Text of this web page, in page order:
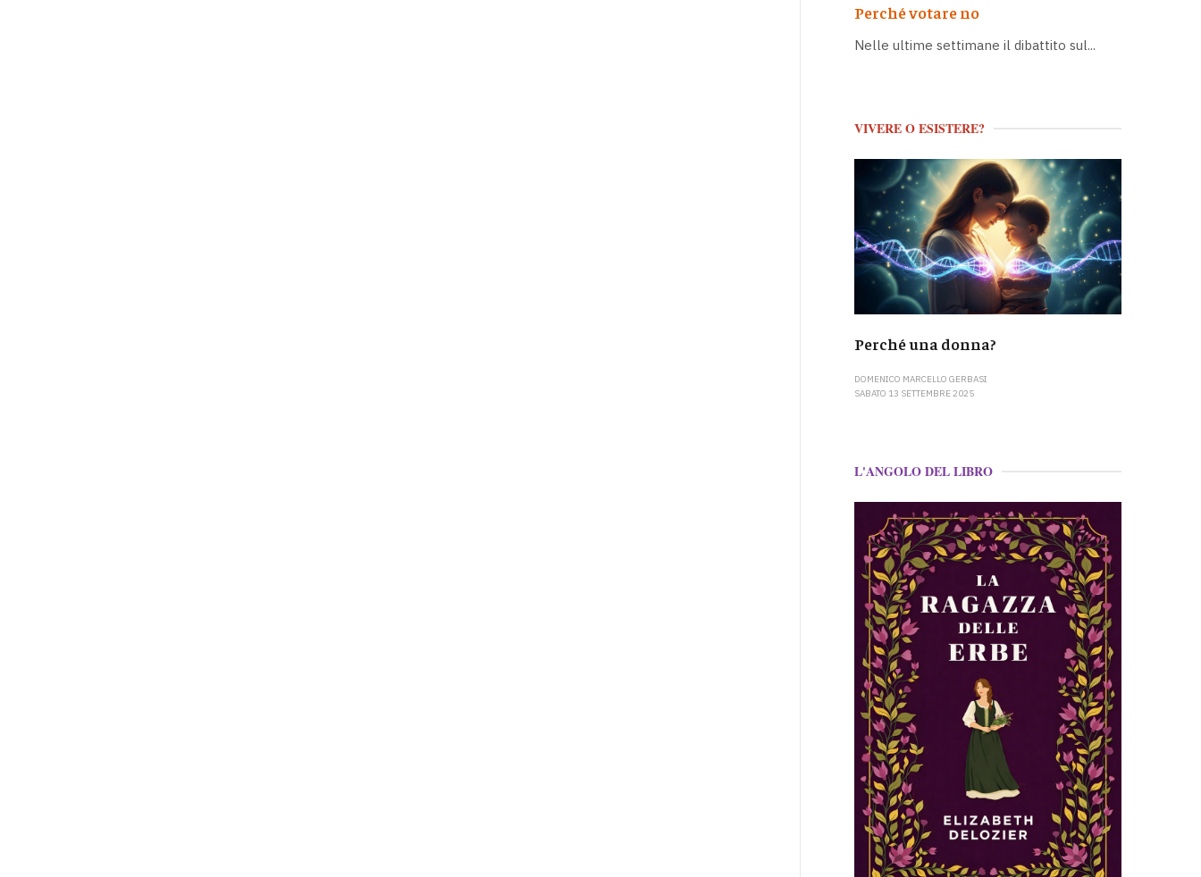
Perché votare no
Nelle ultime settimane il dibattito sul...
VIVERE O ESISTERE?
Perché una donna?
DOMENICO MARCELLO GERBASI
SABATO 13 SETTEMBRE 2025
L'ANGOLO DEL LIBRO